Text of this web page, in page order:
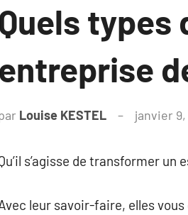
Quels types
entreprise
Louise KESTEL janvier
s’agisse de transformer
leur savoir-faire, elles